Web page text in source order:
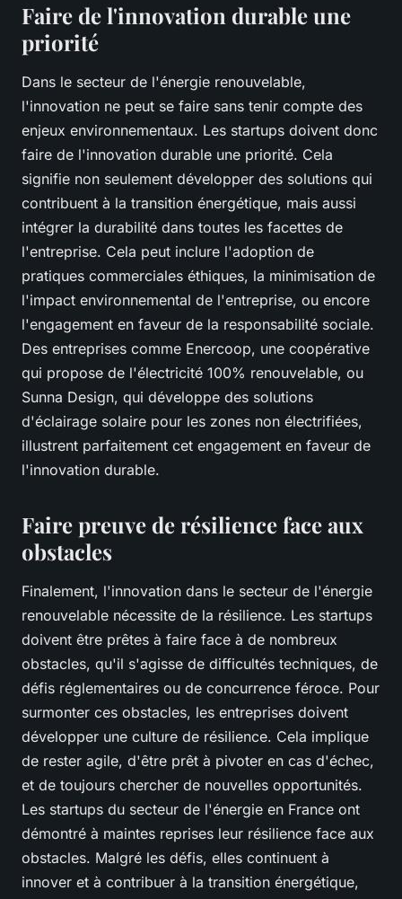
Faire de l'innovation durable une
priorité
Dans le secteur de l'énergie renouvelable,
l'innovation ne peut se faire sans tenir compte des
enjeux environnementaux. Les startups doivent donc
faire de l'innovation durable une priorité. Cela
signifie non seulement développer des solutions qui
contribuent à la transition énergétique, mais aussi
intégrer la durabilité dans toutes les facettes de
l'entreprise. Cela peut inclure l'adoption de
pratiques commerciales éthiques, la minimisation de
l'impact environnemental de l'entreprise, ou encore
l'engagement en faveur de la responsabilité sociale.
Des entreprises comme Enercoop, une coopérative
qui propose de l'électricité 100% renouvelable, ou
Sunna Design, qui développe des solutions
d'éclairage solaire pour les zones non électrifiées,
illustrent parfaitement cet engagement en faveur de
l'innovation durable.
Faire preuve de résilience face aux
obstacles
Finalement, l'innovation dans le secteur de l'énergie
renouvelable nécessite de la résilience. Les startups
doivent être prêtes à faire face à de nombreux
obstacles, qu'il s'agisse de difficultés techniques, de
défis réglementaires ou de concurrence féroce. Pour
surmonter ces obstacles, les entreprises doivent
développer une culture de résilience. Cela implique
de rester agile, d'être prêt à pivoter en cas d'échec,
et de toujours chercher de nouvelles opportunités.
Les startups du secteur de l'énergie en France ont
démontré à maintes reprises leur résilience face aux
obstacles. Malgré les défis, elles continuent à
innover et à contribuer à la transition énergétique,